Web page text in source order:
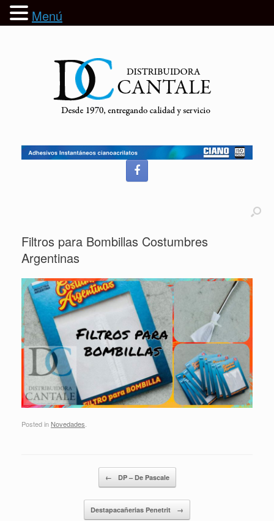
Filtros para Bombillas Costumbres
Argentinas
Posted in Novedades
← DP – De Pascale
Destapacañerias Penetrit →
Menú